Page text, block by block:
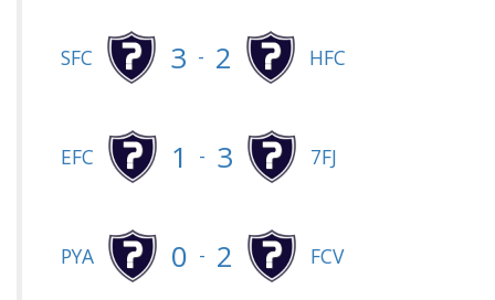
SFC 3 - 2 HFC
EFC 1 - 3 7FJ
PYA 0 - 2 FCV